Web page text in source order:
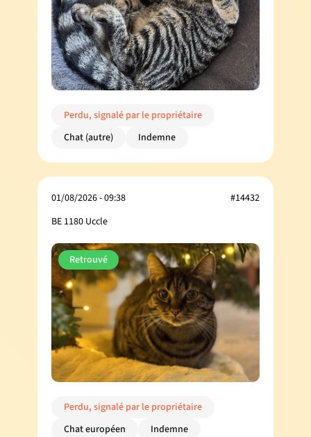
Perdu, signalé par le propriétaire
Chat (autre)
Indemne
01/08/2026 - 09:38
BE 1180 Uccle
#14432
Retrouvé
Perdu, signalé par le propriétaire
Chat européen
Indemne